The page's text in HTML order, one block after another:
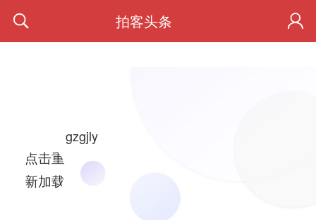
拍客头条
点击重
新加载
gzgjly